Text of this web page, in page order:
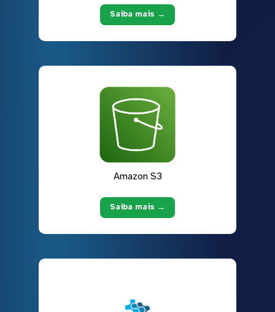
Saiba mais →
Amazon S3
Saiba mais →